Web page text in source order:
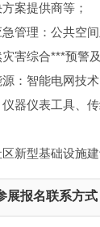
案提供商等；
管理：公共空
害综合***预警
：智能电网技
器仪表工具、
新型基础设施建
展报名联系方式